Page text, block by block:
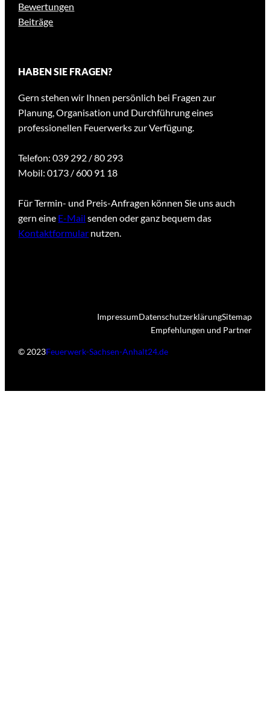
Bewertungen
Beiträge
HABEN SIE FRAGEN?
Gern stehen wir Ihnen persönlich bei Fragen zur
Planung, Organisation und Durchführung eines
professionellen Feuerwerks zur Verfügung.
Telefon: 039 292 / 80 293
Mobil: 0173 / 600 91 18
Für Termin- und Preis-Anfragen können Sie uns auch
gern eine E-Mail senden oder ganz bequem das
Kontaktformular nutzen.
© 2023Feuerwerk-Sachsen-Anhalt24.de
ImpressumDatenschutzerklärungSitemap
Empfehlungen und Partner